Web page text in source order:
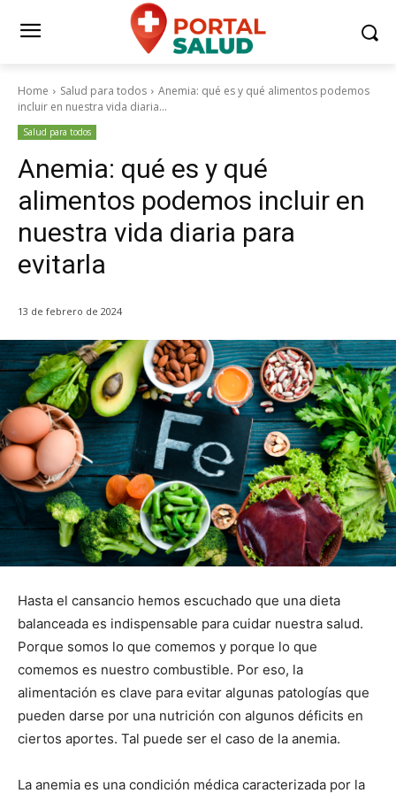
Home Salud para todos
Anemia: qué es y qué alimentos podemos
incluir en nuestra vida diaria...
Salud para todos
Anemia: qué es y qué
alimentos podemos incluir en
nuestra vida diaria para
evitarla
13 de febrero de 2024
Hasta el cansancio hemos escuchado que una dieta
balanceada es indispensable para cuidar nuestra salud.
Porque somos lo que comemos y porque lo que
comemos es nuestro combustible. Por eso, la
alimentación es clave para evitar algunas patologías que
pueden darse por una nutrición con algunos déficits en
ciertos aportes. Tal puede ser el caso de la anemia.
La anemia es una condición médica caracterizada por la